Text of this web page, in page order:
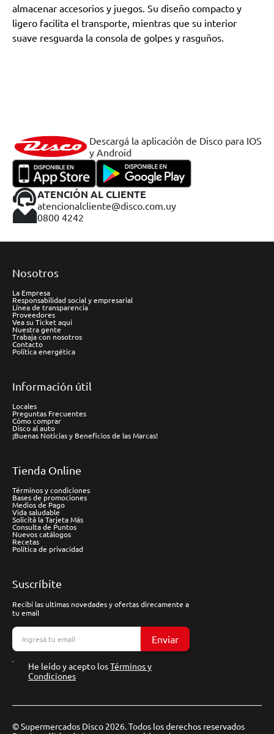
almacenar accesorios y juegos. Su diseño compacto y
ligero facilita el transporte, mientras que su interior
suave resguarda la consola de golpes y rasguños.
Descargá la aplicación de Disco para IOS
y Android
ATENCIÓN AL CLIENTE
atencionalcliente@disco.com.uy
0800 4242
Nosotros
La Empresa
Responsabilidad social y empresarial
Línea de transparencia
Proveedores
Vea su Ticket aquí
Nuestra gente
Trabaja con nosotros
Contacto
Política energética
Información útil
Locales
Preguntas Frecuentes
Cómo comprar
Disco al auto
¡Buenas Noticias y Beneficios de las Marcas!
Tienda Online
Términos y condiciones
Bases de promociones
Medios de Pago
Vida saludable
Solicitá la Tarjeta Más
Consulta de Puntos
Nuevos catálogos
Recetas
Política de privacidad
Suscríbite
Recibí las ultimas novedades y ofertas direcamente a
tu email
Enviar
He leído y acepto losTérminos y
Condiciones
© Supermercados Disco 2026. Todos los derechos reservados